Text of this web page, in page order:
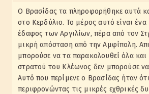
Ο Βρασίδας τα πληροφορήθηκε αυτά
στο Κερδύλιο. Το μέρος αυτό είναι
έδαφος των Αργιλίων, πέρα από τον
μικρή απόσταση από την Αμφίπολη.
μπορούσε να τα παρακολουθεί όλα και
στρατού του Κλέωνος δεν μπορούσε
Αυτό που περίμενε ο Βρασίδας ήταν
περιφρονώντας τις μικρές εχθρικές